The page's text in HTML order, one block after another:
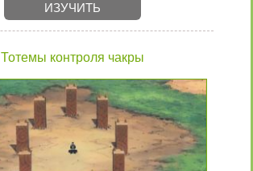
ИЗУЧИТЬ
Тотемы контроля чакры